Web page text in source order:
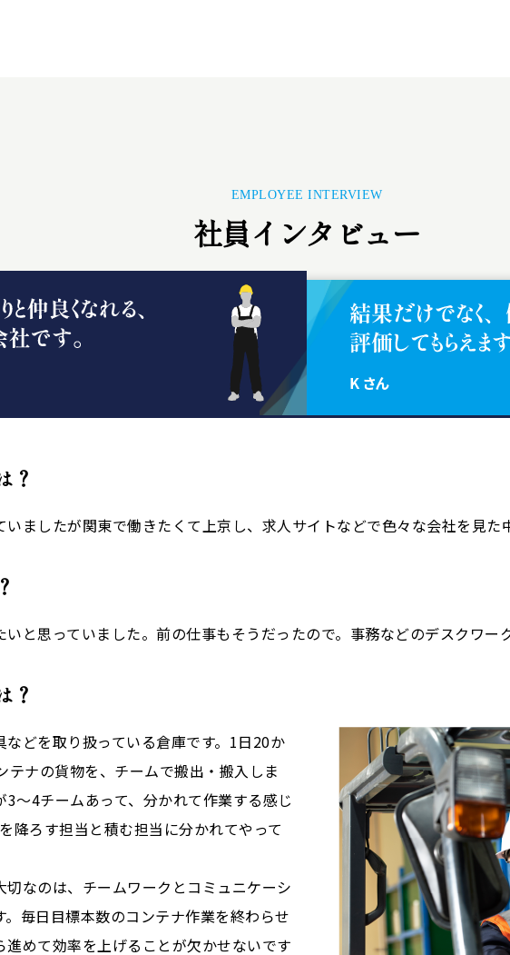
EMPLOYEE INTERVIEW
社員インタビュー
？
いましたが関東で働きたくて上京し、求人サイトなどで色々な会社を見
いと思っていました。前の仕事もそうだったので。事務などのデスクワー
？
どを取り扱っている倉庫です。1日20か
テナの貨物を、チームで搬出・搬入しま
3～4チームあって、分かれて作業する感じ
降ろす担当と積む担当に分かれてやって
なのは、チームワークとコミュニケーシ
。毎日目標本数のコンテナ作業を終わらせ
進めて効率を上げることが欠かせないです